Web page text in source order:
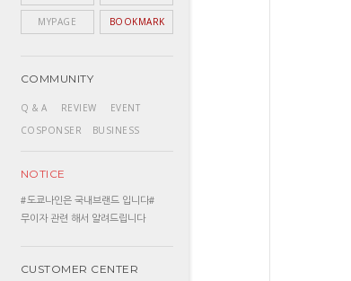
MYPAGE BOOKMARK
COMMUNITY
Q & A REVIEW
EVENT
COSPONSER
BUSINESS
NOTICE
#도쿄나인은 국내브랜드 입니다#
무이자 관련 해서 알려드립니다
CUSTOMER CENTER